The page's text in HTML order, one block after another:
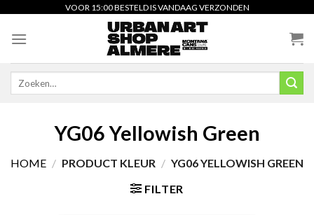
content
VOOR 15:00 BESTELD IS VANDAAG VERZONDEN
YG06 Yellowish Green
HOME / PRODUCT KLEUR / YG06 YELLOWISH GREEN
FILTER